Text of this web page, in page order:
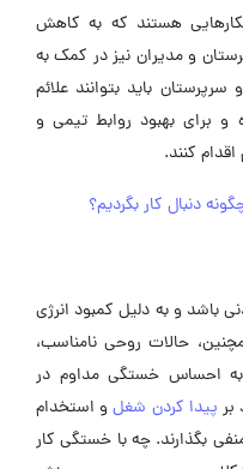
هستند که به کاهش
و مدیران نیز در کمک به
باید بتوانند علائم
برای بهبود روابط تیمی و
کنند.
دنبال کار بگردیم؟
و به دلیل کمبود انرژی
حالات روحی نامناسب،
احساس خستگی مداوم در
پیدا کردن شغلو استخدام
بگذارند. چه با خستگی کار